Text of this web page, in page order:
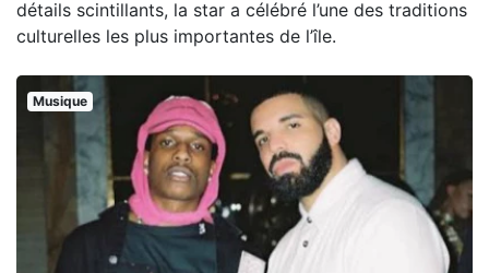
détails scintillants, la star a célébré l’une des traditions
culturelles les plus importantes de l’île.
Musique